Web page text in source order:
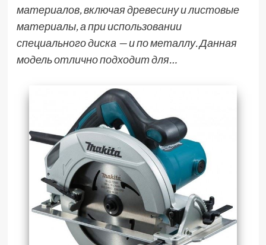
материалов, включая древесину и листовые
материалы, а при использовании
специального диска — и по металлу. Данная
модель отлично подходит для…